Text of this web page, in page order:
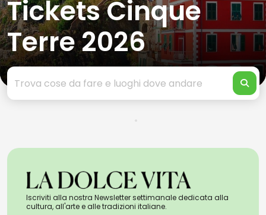
Tickets Cinque
Terre 2026
Iscriviti alla nostra Newsletter settimanale dedicata alla
cultura, all'arte e alle tradizioni italiane.